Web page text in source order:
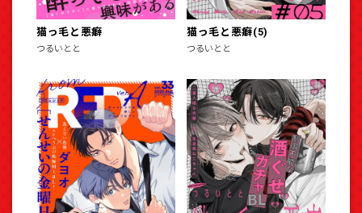
猫っ毛と悪癖
つるいとと
猫っ毛と悪癖(5)
つるいとと